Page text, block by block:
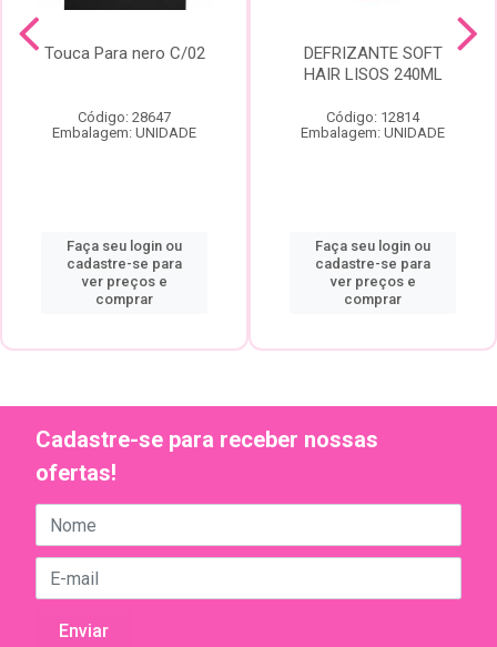
Touca Para nero C/02
Código: 28647
Embalagem: UNIDADE
Faça seu login ou
cadastre-se para
ver preços e
comprar
DEFRIZANTE SOFT
HAIR LISOS 240ML
Código: 12814
Embalagem: UNIDADE
Faça seu login ou
cadastre-se para
ver preços e
comprar
Cadastre-se para receber nossas
ofertas!